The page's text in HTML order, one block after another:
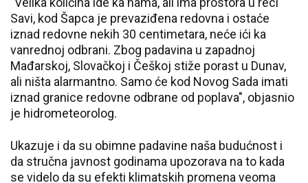
Savi, kod Šapca je prevaziđena redovna i ostaće
iznad redovne nekih 30 centimetara, neće ići ka
vanrednoj odbrani. Zbog padavina u zapadnoj
Mađarskoj, Slovačkoj i Češkoj stiže porast u Dunav,
ali ništa alarmantno. Samo će kod Novog Sada imati
iznad granice redovne odbrane od poplava", objasnio
je hidrometeorolog.
Ukazuje i da su obimne padavine naša budućnost i
da stručna javnost godinama upozorava na to kada
se videlo da su efekti klimatskih promena veoma